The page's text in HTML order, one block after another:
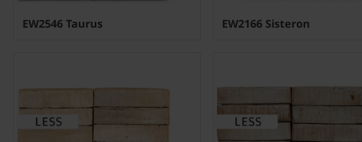
EW2546 Taurus EW2166 Sisteron